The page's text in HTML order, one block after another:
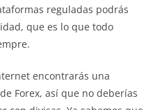
reguladas podrás
que es lo que todo
encontrarás una
Forex, así que no deberías